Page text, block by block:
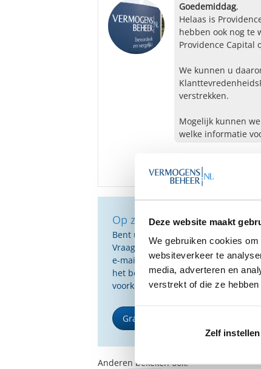
Deze website maakt
We gebruiken cookies
websiteverkeer te
media, adverteren en
verstrekt of die ze
Zelf instellen
Goedemiddag,
Helaas is
hebben ook nog te
Providence Capital
We kunnen u
verstrekken.
Mogelijk kunnen
welke informatie
Op zoek naar de beste
Bent u op zoek naar de voor u
Vraag dan gratis en geheel
e-mail ontvangt u een selectie van
het beste passen bij uw
voorkeuren.
Gratis Selectierapport
Anderen bekeken ook: